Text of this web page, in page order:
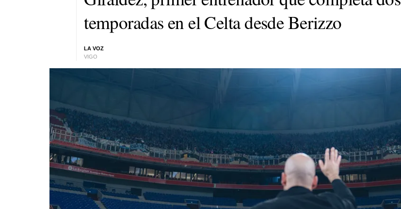
temporadas en el Celta desde Berizzo
LA VOZ
VIGO